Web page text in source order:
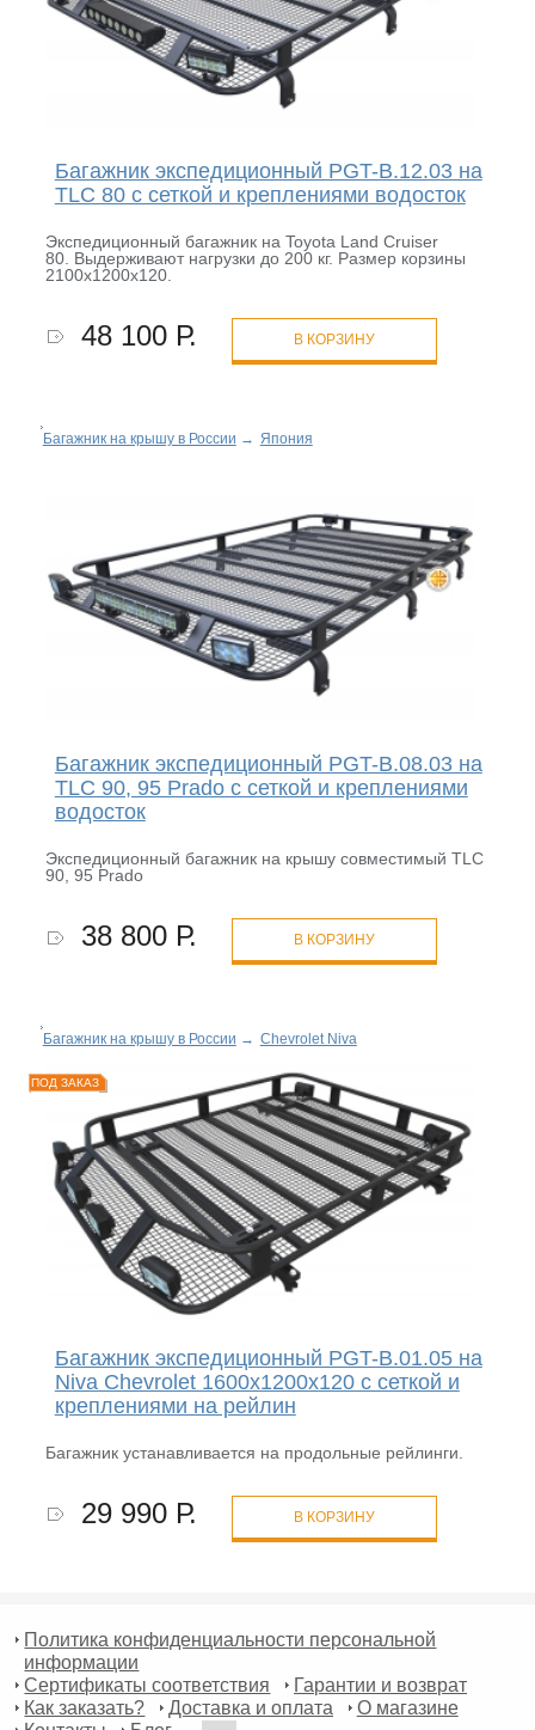
Багажник экспедиционный PGT-B.12.03 на
TLC 80 с сеткой и креплениями водосток
Экспедиционный багажник на Toyota Land Cruiser
80. Выдерживают нагрузки до 200 кг. Размер корзины
2100х1200х120.
48 100 Р. В КОРЗИНУ
Багажник на крышу в России → Япония
Багажник экспедиционный PGT-B.08.03 на
TLC 90, 95 Prado с сеткой и креплениями
водосток
Экспедиционный багажник на крышу совместимый TLC
90, 95 Prado
38 800 Р. В КОРЗИНУ
Багажник на крышу в России → Chevrolet Niva
ПОД ЗАКАЗ
Багажник экспедиционный PGT-B.01.05 на
Niva Chevrolet 1600х1200х120 с сеткой и
креплениями на рейлин
Багажник устанавливается на продольные рейлинги.
29 990 Р. В КОРЗИНУ
Политика конфиденциальности персональной
информации
Сертификаты соответствия
Гарантии и возврат
Как заказать?
Доставка и оплата
О магазине